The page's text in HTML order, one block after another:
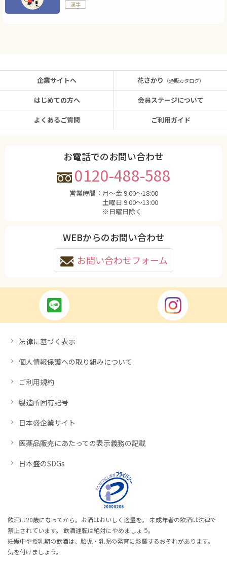
漢字
企業サイトへ
はじめての方へ
よくあるご質問
花さかり （通販カタログ）
会員ステージについて
ご利用ガイド
お電話でのお問い合わせ
0120-488-588
営業時間： 月〜金 9:00〜18:00
土曜日 9:00〜13:00
※日曜日除く
WEBからのお問い合わせ
お問い合わせフォーム
法律に基づく表示
個人情報保護への取り組みについて
ご利用規約
製造所固有記号
日本盛企業サイト
医薬品販売にあたっての表示義務の記載
日本盛のSDGs
飲酒は20歳になってから。お酒はおいしく適量を。 未成年者の飲酒は法律で
禁止されています。 飲酒運転は絶対にやめましょう。
妊娠中や授乳期の飲酒は、胎児・乳児の発育に影響するおそれがあります。
気を付けましょう。